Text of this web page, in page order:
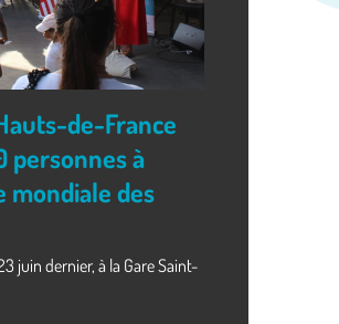
de-France
personnes à
mondiale des
juin dernier, à la Gare Saint-